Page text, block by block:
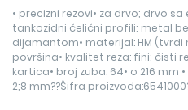
• precizni rezovi• za drvo; drvo
tankozidni čelični profili; metal
dijamantom• materijal: HM
površina• kvalitet reza: fini; čisti
kartica• broj zuba: 64• o 216 mm
2;8 mm??Šifra